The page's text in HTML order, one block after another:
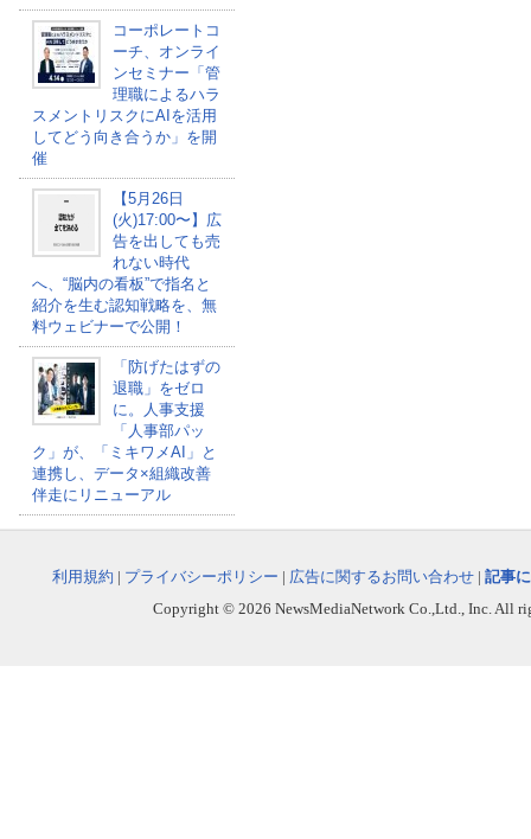
コーポレートコ
ーチ、オンライ
ンセミナー「管
理職によるハラ
スメントリスクにAIを活用
してどう向き合うか」を開
催
【5月26日
(火)17:00〜】広
告を出しても売
れない時代
へ、“脳内の看板”で指名と
紹介を生む認知戦略を、無
料ウェビナーで公開！
「防げたはずの
退職」をゼロ
に。人事支援
「人事部パッ
ク」が、「ミキワメAI」と
連携し、データ×組織改善
伴走にリニューアル
利用規約 | プライバシーポリシー | 広告に関するお問い合わせ | 記事
Copyright © 2026 NewsMediaNetwork Co.,Ltd., Inc. All